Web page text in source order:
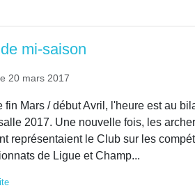
mi-saison
20 mars 2017
fin Mars / début Avril, l'heure est au
2017. Une nouvelle fois, les
représentaient le Club sur les
de Ligue et Champ...